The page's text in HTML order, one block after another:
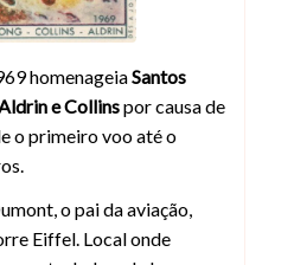
homenageiaSantos
e Collinspor causa de
o primeiro voo até o
o pai da aviação,
Eiffel. Local onde